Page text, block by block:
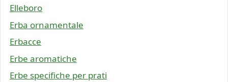
Elleboro
Erba ornamentale
Erbacce
Erbe aromatiche
Erbe specifiche per prati